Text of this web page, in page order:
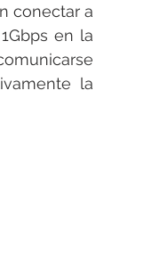
conectar a
en la
la